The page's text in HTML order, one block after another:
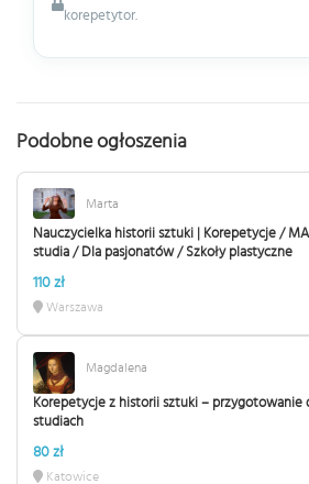
korepetytor.
Podobne ogłoszenia
Marta
Nauczycielka historii sztuki | Korepetycje /
studia / Dla pasjonatów / Szkoły plastyczne
110 zł
Warszawa
Magdalena
Korepetycje z historii sztuki – przygotowanie
studiach
80 zł
Katowice